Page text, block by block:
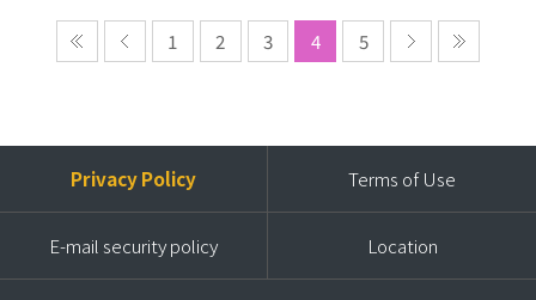
1 2 3 4 5
Privacy Policy Terms of Use
E-mail security policy Location